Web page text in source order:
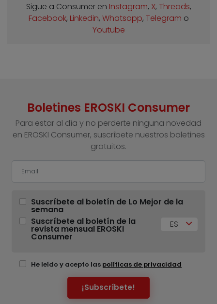
Sigue a Consumer en Instagram, X, Threads,
Facebook, Linkedin, Whatsapp, Telegram o
Youtube
Boletines EROSKI Consumer
Para estar al día y no perderte ninguna novedad
en EROSKI Consumer, suscríbete nuestros boletines
gratuitos.
Suscríbete al boletín de Lo Mejor de la
semana
Suscríbete al boletín de la
revista mensual EROSKI
Consumer
ES
He leído y acepto las políticas de privacidad
¡Subscríbete!